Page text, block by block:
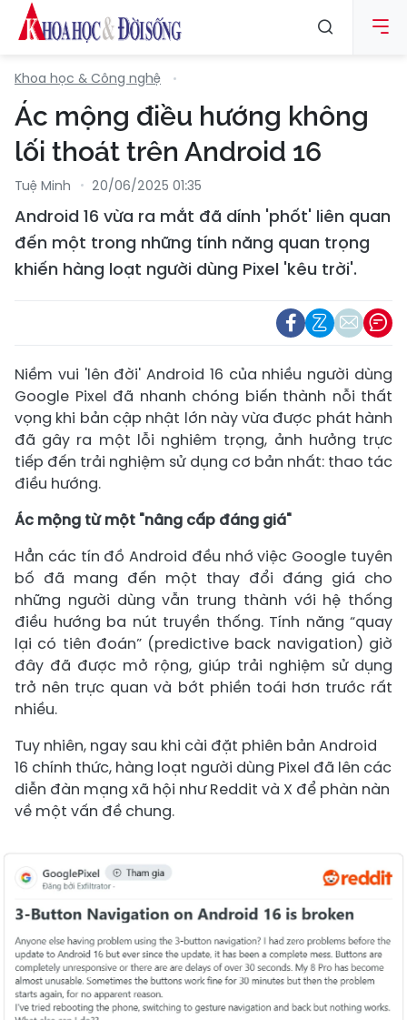
Khoa học & Công nghệ
Ác mộng điều hướng không
lối thoát trên Android 16
Tuệ Minh 20/06/2025 01:35
Android 16 vừa ra mắt đã dính 'phốt' liên quan
đến một trong những tính năng quan trọng
khiến hàng loạt người dùng Pixel 'kêu trời'.
Niềm vui 'lên đời' Android 16 của nhiều người dùng
Google Pixel đã nhanh chóng biến thành nỗi thất
vọng khi bản cập nhật lớn này vừa được phát hành
đã gây ra một lỗi nghiêm trọng, ảnh hưởng trực
tiếp đến trải nghiệm sử dụng cơ bản nhất: thao tác
điều hướng.
Ác mộng từ một "nâng cấp đáng giá"
Hẳn các tín đồ Android đều nhớ việc Google tuyên
bố đã mang đến một thay đổi đáng giá cho
những người dùng vẫn trung thành với hệ thống
điều hướng ba nút truyền thống. Tính năng “quay
lại có tiên đoán” (predictive back navigation) giờ
đây đã được mở rộng, giúp trải nghiệm sử dụng
trở nên trực quan và bớt phiền toái hơn trước rất
nhiều.
Tuy nhiên, ngay sau khi cài đặt phiên bản Android
16 chính thức, hàng loạt người dùng Pixel đã lên các
diễn đàn mạng xã hội như Reddit và X để phàn nàn
về một vấn đề chung.